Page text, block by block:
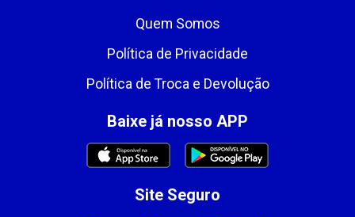
Quem Somos
Política de Privacidade
Política de Troca e Devolução
Baixe já nosso APP
Site Seguro